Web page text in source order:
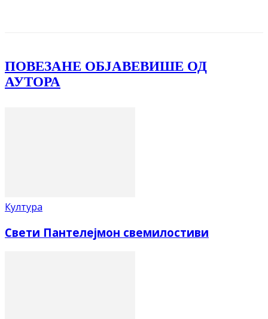
ПОВЕЗАНЕ ОБЈАВЕВИШЕ ОД
АУТОРА
Култура
Свети Пантелејмон свемилостиви